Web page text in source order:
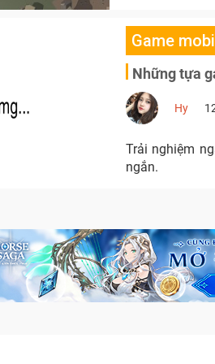
Game
Những tựa
Hy
Trải nghiệm
ngắn.